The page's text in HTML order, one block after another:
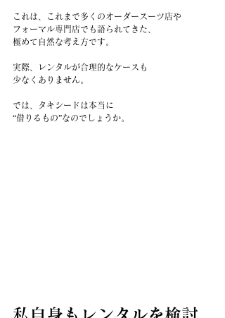
これは、これまで多くのオーダースーツ店や
フォーマル専門店でも語られてきた、
極めて自然な考え方です。
実際、レンタルが合理的なケースも
少なくありません。
では、タキシードは本当に
“借りるもの”なのでしょうか。